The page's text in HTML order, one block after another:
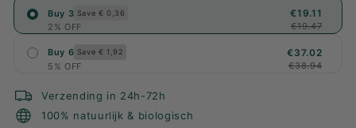
Buy 3 Save € 0,36
2% OFF
€19.11
€19.47
Buy 6 Save € 1,92
5% OFF
€37.02
€38.94
Verzending in 24h-72h
100% natuurlijk & biologisch